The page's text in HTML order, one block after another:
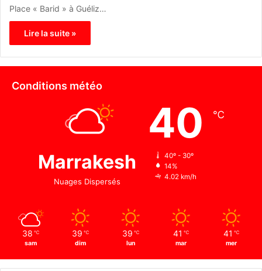
Place « Barid » à Guéliz…
Lire la suite »
Conditions météo
Marrakesh
Nuages Dispersés
40 ℃
40º - 30º
14%
4.02 km/h
38 ℃
sam
39 ℃
dim
39 ℃
lun
41 ℃
mar
41 ℃
mer